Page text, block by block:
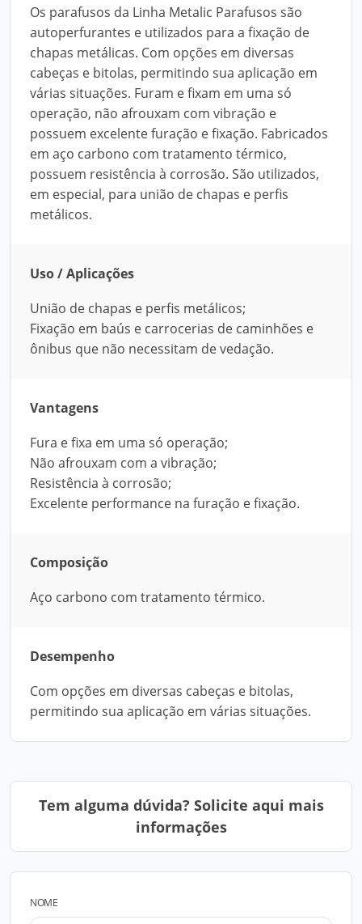
Os parafusos da Linha Metalic Parafusos são
autoperfurantes e utilizados para a fixação de
chapas metálicas. Com opções em diversas
cabeças e bitolas, permitindo sua aplicação em
várias situações. Furam e fixam em uma só
operação, não afrouxam com vibração e
possuem excelente furação e fixação. Fabricados
em aço carbono com tratamento térmico,
possuem resistência à corrosão. São utilizados,
em especial, para união de chapas e perfis
metálicos.
Uso / Aplicações
União de chapas e perfis metálicos;
Fixação em baús e carrocerias de caminhões e
ônibus que não necessitam de vedação.
Vantagens
Fura e fixa em uma só operação;
Não afrouxam com a vibração;
Resistência à corrosão;
Excelente performance na furação e fixação.
Composição
Aço carbono com tratamento térmico.
Desempenho
Com opções em diversas cabeças e bitolas,
permitindo sua aplicação em várias situações.
Tem alguma dúvida? Solicite aqui mais
informações
NOME